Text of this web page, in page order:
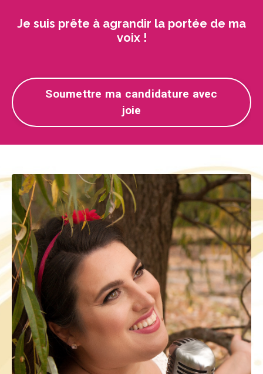
Je suis prête à agrandir la portée de ma
voix !
Soumettre ma candidature avec
joie